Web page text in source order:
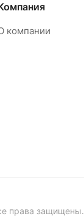
компании
права защищены.